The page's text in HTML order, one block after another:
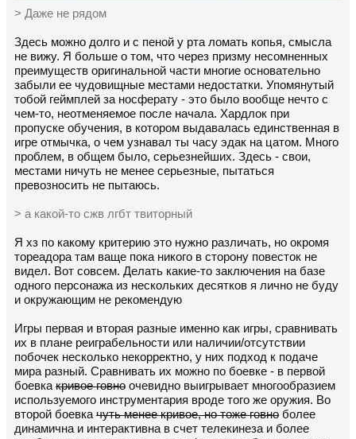
> Даже не рядом
Здесь можно долго и с пеной у рта ломать копья, смысла
не вижу. Я больше о том, что через призму несомненных
преимуществ оригинальной части многие основательно
забыли ее чудовищные местами недостатки. Упомянутый
тобой геймплей за носферату - это было вообще нечто с
чем-то, неотменяемое после начала. Хардлок при
пропуске обучения, в котором выдавалась единственная в
игре отмычка, о чем узнавал ты часу эдак на цатом. Много
проблем, в общем было, серьезнейших. Здесь - свои,
местами ничуть не менее серьезные, пытаться
превозносить не пытаюсь.
> а какой-то сжв лгбт твиторный
Я хз по какому критерию это нужно различать, но окромя
тореадора там ваще пока никого в сторону повесток не
видел. Вот совсем. Делать какие-то заключения на базе
одного персонажа из нескольких десятков я лично не буду
и окружающим не рекомендую
Игры первая и вторая разные именно как игры, сравнивать
их в плане реиграбельности или наличии/отсутствии
побочек несколько некорректно, у них подход к подаче
мира разный. Сравнивать их можно по боевке - в первой
боевка кривое говно очевидно выигрывает многообразием
используемого инструментария вроде того же оружия. Во
второй боевка чуть менее кривое, но тоже говно более
динамична и интерактивна в счет телекинеза и более